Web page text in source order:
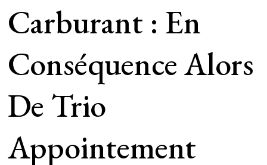
Carburant : En
Conséquence Alors
De Trio
Appointement